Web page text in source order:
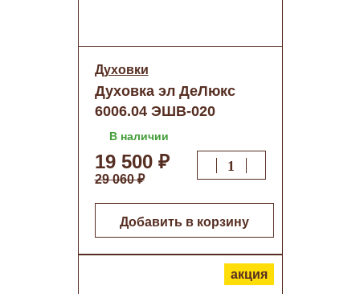
Духовки
Духовка эл ДеЛюкс
6006.04 ЭШВ-020
(белое стекло,сенсор)
(встраиваемая) о/н
В наличии
19 500 ₽
29 060 ₽
Добавить в корзину
акция